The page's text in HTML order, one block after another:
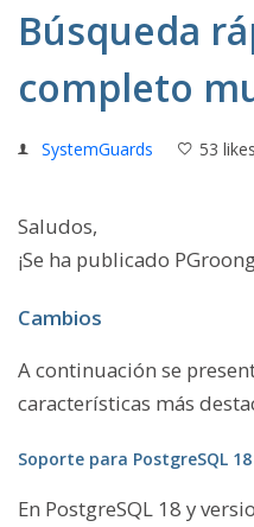
Búsqueda
completo
SystemGuards 53 likes
Saludos,
¡Se ha publicado
Cambios
A continuación se
características más
Soporte para PostgreSQL 18
En PostgreSQL 18 y